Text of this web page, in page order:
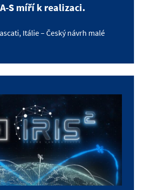
S míří k realizaci.
Itálie – Český návrh malé